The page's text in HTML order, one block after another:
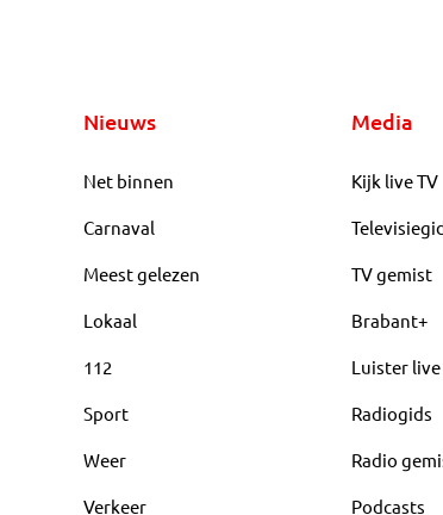
Nieuws
Net binnen
Carnaval
Meest gelezen
Lokaal
112
Sport
Weer
Verkeer
Media
Kijk live TV
TV gemist
Brabant+
Luister
Radiogids
Radio
Podcasts